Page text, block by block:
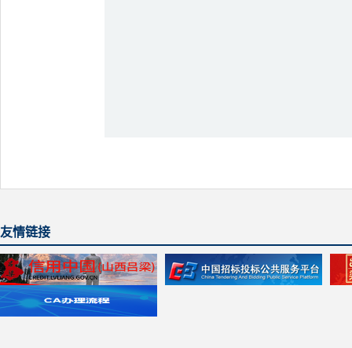
友情链接